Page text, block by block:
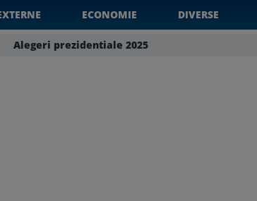
ECONOMIE DIVERSE
Alegeri prezidentiale 2025